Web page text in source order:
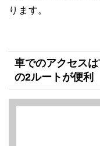
ります。
車でのアクセス
の2ルートが便利